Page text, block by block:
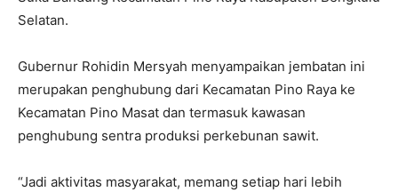
Selatan.
Gubernur Rohidin Mersyah menyampaikan jembatan ini
merupakan penghubung dari Kecamatan Pino Raya ke
Kecamatan Pino Masat dan termasuk kawasan
penghubung sentra produksi perkebunan sawit.
“Jadi aktivitas masyarakat, memang setiap hari lebih